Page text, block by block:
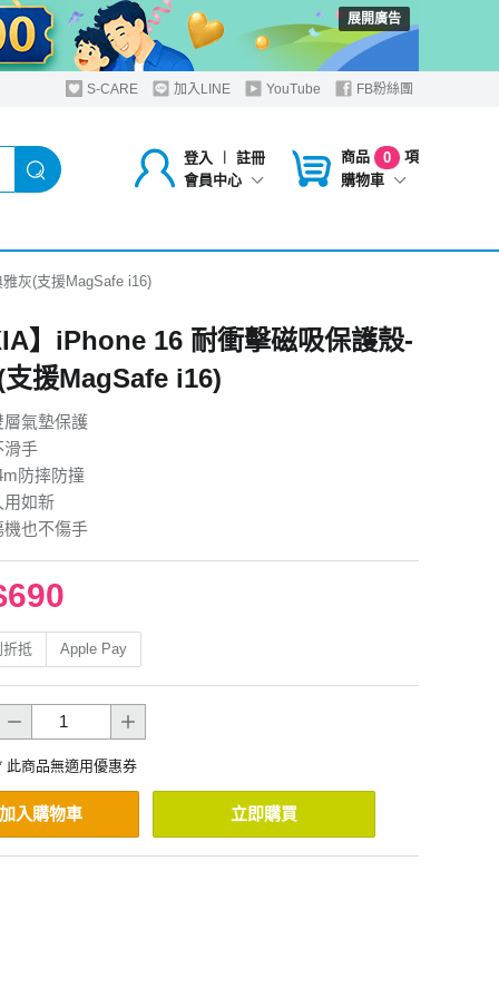
展開廣告
S-CARE 加入LINE YouTube FB粉絲團
登入 ︱
註冊
會員中心
商品 0
項
購物車
灰(支援MagSafe i16)
】iPhone 16 耐衝擊磁吸保護殼-
援MagSafe i16)
氣墊保護
滑手
防摔防撞
用如新
也不傷手
抵 Apple Pay
此商品無適用優惠券
加入購物車 立即購買